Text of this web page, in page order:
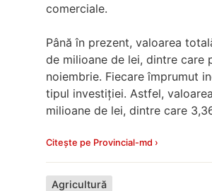
comerciale.
Până în prezent, valoarea
de milioane de lei, dintre care
noiembrie. Fiecare împrumut
tipul investiției. Astfel,
milioane de lei, dintre care
Citește pe Provincial-md ›
Agricultură